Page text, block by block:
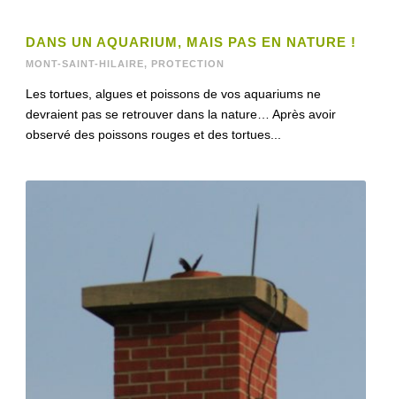
DANS UN AQUARIUM, MAIS PAS EN NATURE !
MONT-SAINT-HILAIRE, PROTECTION
Les tortues, algues et poissons de vos aquariums ne
devraient pas se retrouver dans la nature… Après avoir
observé des poissons rouges et des tortues...